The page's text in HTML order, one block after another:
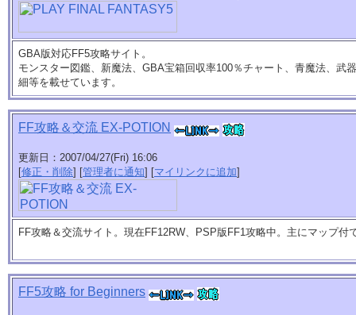
GBA版対応FF5攻略サイト。
モンスター図鑑、新魔法、GBA宝箱回収率100％チャート、青魔法、武
細等を載せています。
FF攻略＆交流 EX-POTION
更新日：2007/04/27(Fri) 16:06
[修正・削除] [管理者に通知] [マイリンクに追加]
FF攻略＆交流サイト。現在FF12RW、PSP版FF1攻略中。主にマップ付
FF5攻略 for Beginners